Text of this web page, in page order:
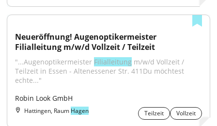
Neueröffnung! Augenoptikermeister
Filialleitung m/w/d Vollzeit / Teilzeit
"...Augenoptikermeister Filialleitung m/w/d Vollzeit /
Teilzeit in Essen - Altenessener Str. 411Du möchtest
echte..."
Robin Look GmbH
Hattingen, Raum Hagen Teilzeit Vollzeit